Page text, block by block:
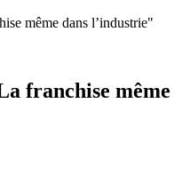
même dans l’industrie"
franchise même